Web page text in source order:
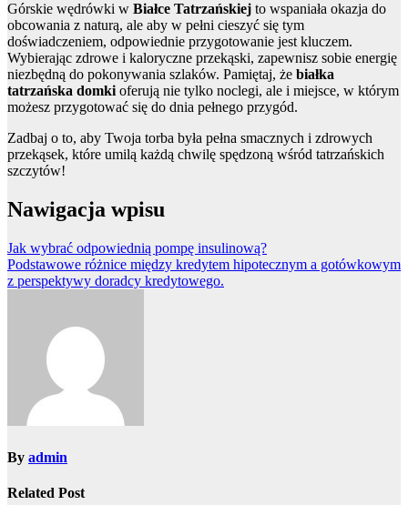
Górskie wędrówki w Białce Tatrzańskiej to wspaniała okazja do
obcowania z naturą, ale aby w pełni cieszyć się tym
doświadczeniem, odpowiednie przygotowanie jest kluczem.
Wybierając zdrowe i kaloryczne przekąski, zapewnisz sobie energię
niezbędną do pokonywania szlaków. Pamiętaj, że białka
tatrzańska domkioferują nie tylko noclegi, ale i miejsce, w którym
możesz przygotować się do dnia pełnego przygód.
Zadbaj o to, aby Twoja torba była pełna smacznych i zdrowych
przekąsek, które umilą każdą chwilę spędzoną wśród tatrzańskich
szczytów!
Nawigacja wpisu
Jak wybrać odpowiednią pompę insulinową?
Podstawowe różnice między kredytem hipotecznym a gotówkowym
z perspektywy doradcy kredytowego.
By admin
Related Post